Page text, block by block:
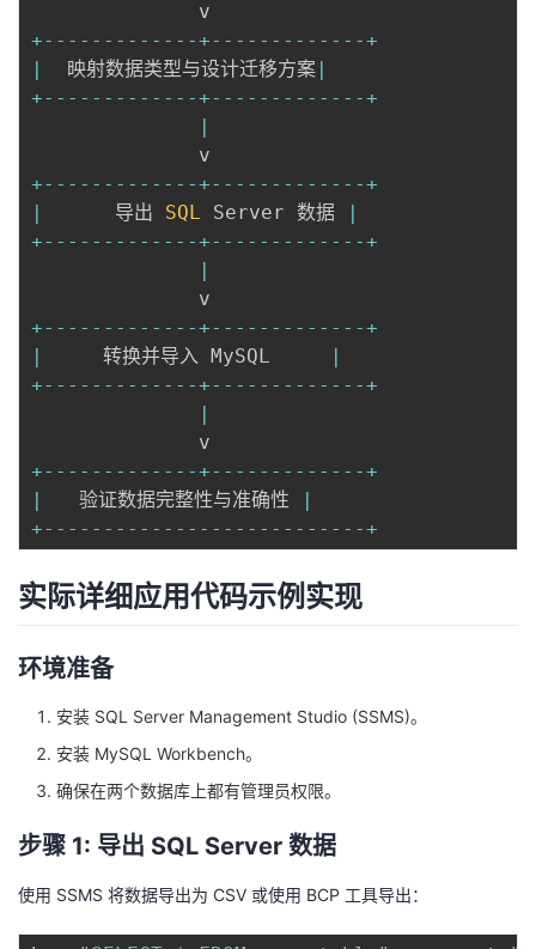
+-- -- -- -- -- -- -+-- -- -- -- -- -- -+
  映射数据类型与设计迁移方案
+-- -- -- -- -- -- -+-- -- -- -- -- -- -+
+-- -- -- -- -- -- -+-- -- -- -- -- -- -+
      导出
SQL Server 数据
+-- -- -- -- -- -- -+-- -- -- -- -- -- -+
+-- -- -- -- -- -- -+-- -- -- -- -- -- -+
     转换并导入 MySQL
+-- -- -- -- -- -- -+-- -- -- -- -- -- -+
+-- -- -- -- -- -- -+-- -- -- -- -- -- -+
   验证数据完整性与准确性
+-- -- -- -- -- -- -- -- -- -- -- -- -- -+
实际详细应用代码示例实现
环境准备
安装 SQL Server Management Studio (SSMS)。
安装 MySQL Workbench。
确保在两个数据库上都有管理员权限。
步骤 1: 导出 SQL Server 数据
使用 SSMS 将数据导出为 CSV 或使用 BCP 工具导出：